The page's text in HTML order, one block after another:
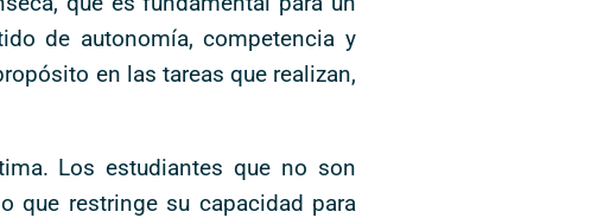
de autonomía, competencia y
en las tareas que realizan,
Los estudiantes que no son
que restringe su capacidad para